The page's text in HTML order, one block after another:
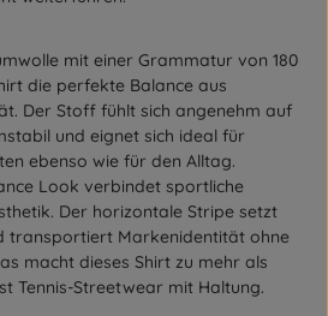
mit einer Grammatur von 180
die perfekte Balance aus
Der Stoff fühlt sich angenehm auf
und eignet sich ideal für
ebenso wie für den Alltag.
Look verbindet sportliche
Der horizontale Stripe setzt
transportiert Markenidentität ohne
macht dieses Shirt zu mehr als
Tennis-Streetwear mit Haltung.